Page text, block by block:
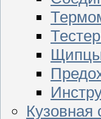
Кузовная